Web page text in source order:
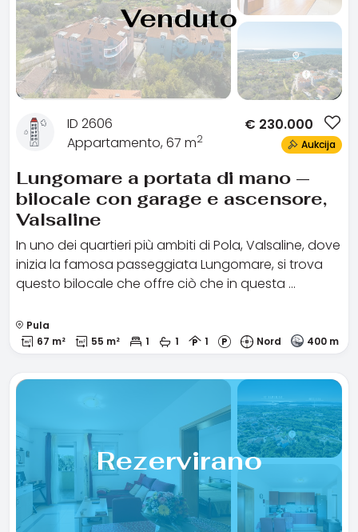
Venduto
ID 2606
Appartamento, 67 m2 Aukcija
€ 230.000
Lungomare a portata di mano —
bilocale con garage e ascensore,
Valsaline
In uno dei quartieri più ambiti di Pola, Valsaline, dove
inizia la famosa passeggiata Lungomare, si trova
questo bilocale che offre ciò che in questa …
Pula
67 m²
55 m² 1 1 1 Nord 400 m
Rezervirano